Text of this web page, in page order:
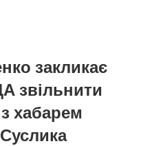
закликає
звільнити
хабарем